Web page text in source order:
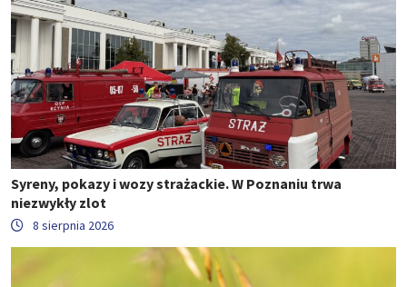
Syreny, pokazy i wozy strażackie. W Poznaniu trwa
niezwykły zlot
8 sierpnia 2026